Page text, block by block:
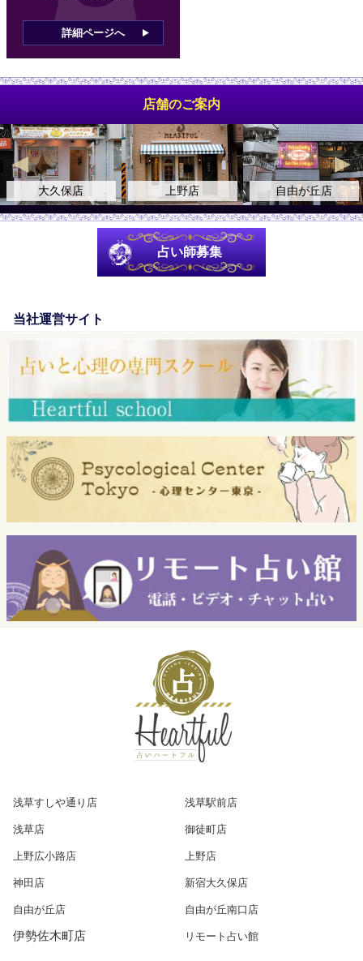
詳細ページへ
店舗のご案内
大久保店 上野店 自由が丘店
占い師募集
当社運営サイト
浅草すしや通り店
浅草駅前店
浅草店
御徒町店
上野広小路店
上野店
神田店
新宿大久保店
自由が丘店
自由が丘南口店
伊勢佐木町店 リモート占い館